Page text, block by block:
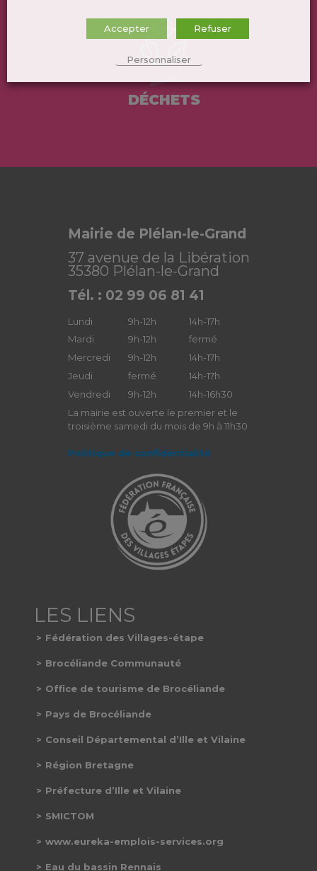
DÉCHETS
Mairie de Plélan-le-Grand
37 avenue de la Libération
35380 Plélan-le-Grand
Tél. : 02 99 06 81 41
Lundi 9h-12h
14h-17h
Mardi
9h-12h
fermé
Mercredi
9h-12h
14h-17h
Jeudi
fermé
14h-17h
Vendredi
9h-12h
14h-16h30
La mairie est ouverte le premier et le
troisième samedi du mois de 9h à 11h30
Politique de confidentialité
Fédération des Villages-étape
Brocéliande Communauté
Office de tourisme de Brocéliande
Pays de Brocéliande
Conseil Départemental d’Ille et Vilaine
Région Bretagne
Préfecture d’Ille et Vilaine
SMICTOM
www.eureka-emplois-services.org
Eau du bassin Rennais
Accepter Refuser
Personnaliser